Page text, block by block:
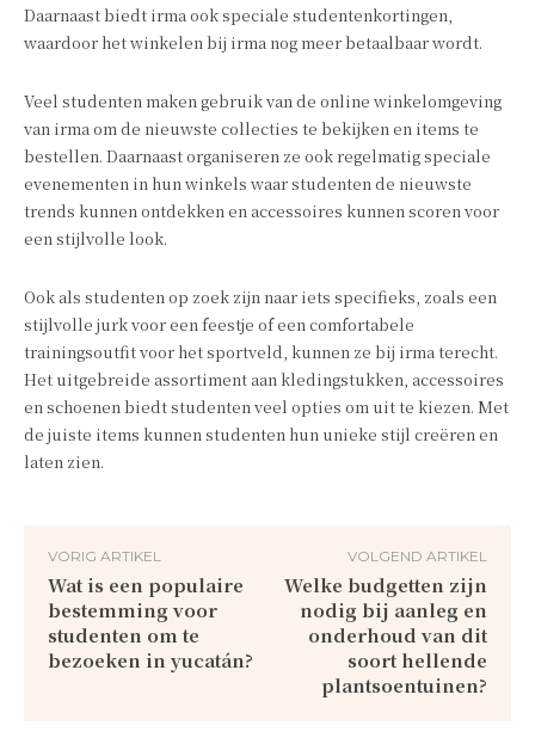
Daarnaast biedt irma ook speciale studentenkortingen,
waardoor het winkelen bij irma nog meer betaalbaar wordt.
Veel studenten maken gebruik van de online winkelomgeving
van irma om de nieuwste collecties te bekijken en items te
bestellen. Daarnaast organiseren ze ook regelmatig speciale
evenementen in hun winkels waar studenten de nieuwste
trends kunnen ontdekken en accessoires kunnen scoren voor
een stijlvolle look.
Ook als studenten op zoek zijn naar iets specifieks, zoals een
stijlvolle jurk voor een feestje of een comfortabele
trainingsoutfit voor het sportveld, kunnen ze bij irma terecht.
Het uitgebreide assortiment aan kledingstukken, accessoires
en schoenen biedt studenten veel opties om uit te kiezen. Met
de juiste items kunnen studenten hun unieke stijl creëren en
laten zien.
VORIG ARTIKEL
Wat is een populaire
bestemming voor
studenten om te
bezoeken in yucatán?
VOLGEND ARTIKEL
Welke budgetten zijn
nodig bij aanleg en
onderhoud van dit
soort hellende
plantsoentuinen?